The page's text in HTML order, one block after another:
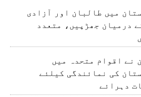
میں طالبان اور آزادی
درمیان جھڑپیں، متعدد
نے اقوام متحدہ میں
کی نمائندگی کیلئے
دہرائے